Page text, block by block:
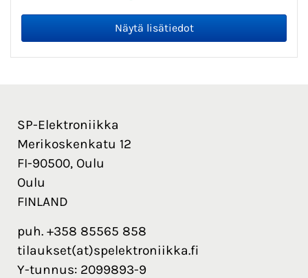
SP-Elektroniikka
Merikoskenkatu 12
FI-90500, Oulu
Oulu
FINLAND
puh. +358 85565 858
tilaukset(at)spelektroniikka.fi
Y-tunnus: 2099893-9